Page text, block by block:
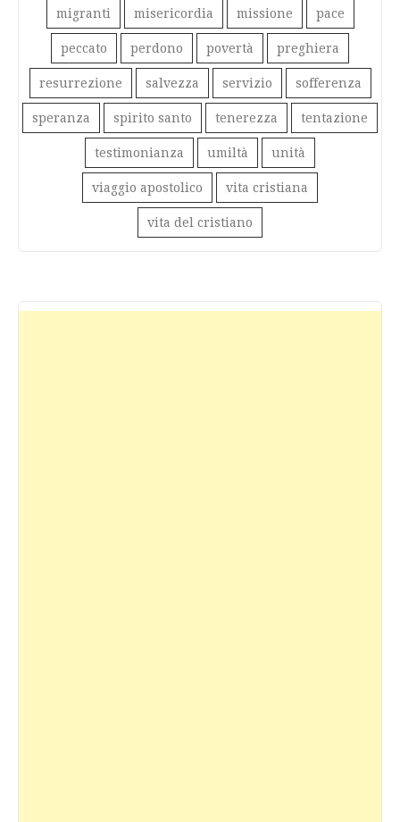
migranti misericordia missione pace
peccato perdono povertà preghiera
resurrezione salvezza servizio sofferenza
speranza spirito santo tenerezza tentazione
testimonianza umiltà unità
viaggio apostolico vita cristiana
vita del cristiano